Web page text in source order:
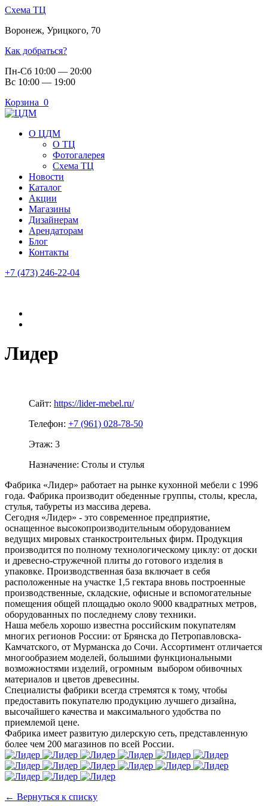
Схема ТЦ
Воронеж, Урицкого, 70
Как добраться?
Пн-Сб 10:00 — 20:00
Вс 10:00 — 19:00
Корзина 0
О ЦДМ
О ТЦ
Фотогалерея
Схема ТЦ
Новости
Каталог
Акции
Магазины
Дизайнерам
Арендаторам
Блог
Контакты
+7 (473) 246-22-04
Лидер
Сайт: https://lider-mebel.ru/
Телефон: +7 (961) 028-78-50
Этаж: 3
Назначение: Столы и стулья
Фабрика «Лидер» работает на рынке кухонной мебели с 1996
года. Фабрика производит обеденные группы, столы, кресла,
стулья, табуреты из массива дерева.
Сегодня «Лидер» - это современное предприятие,
оснащенное высокопроизводительным оборудованием
ведущих мировых станкостроительных фирм. Продукция
производится по полному технологическому циклу: от доски
и древесно-стружечной плиты до готового изделия в
упаковке. Производственная база включает в себя
расположенные на участке 1,5 гектара вновь построенные
производственные, складские, офисные и вспомогательные
помещения общей площадью около 9000 квадратных метров,
оборудованных по последнему слову техники.
Наша мебель хорошо известна российским покупателям
многих регионов России: от Брянска до Петропавловска-
Камчатского, от Мурманска до Сочи. Ассортимент отличается
многообразием моделей, большими функциональными
возможностями изделий, огромным выбором обивочных
материалов и цветов древесины.
Специалисты фабрики всегда стремятся к тому, чтобы
предоставить покупателю продукцию лучшего дизайна,
высочайшего качества и максимального удобства по
приемлемой цене.
Фабрика имеет развитую дилерскую сеть, представленную
более чем 200 магазинов по всей России.
← Вернуться к списку